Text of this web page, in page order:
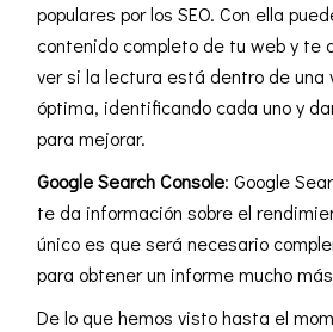
populares por losSEO. Con ella
contenido completo de tu web y te
ver si la lectura está dentro de una
óptima, identificando cada uno y
para mejorar.
Google Search Console: Google
te da información sobre el
único es que será necesario
para obtener un informe mucho
De lo que hemos visto hasta el